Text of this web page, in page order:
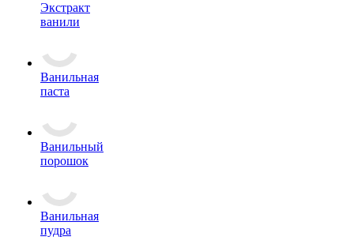
Экстракт
ванили
Ванильная
паста
Ванильный
порошок
Ванильная
пудра